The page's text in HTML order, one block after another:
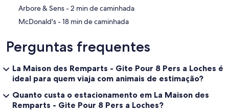
‪Arbore & Sens - ‬2 min de caminhada
‪McDonald's - ‬18 min de caminhada
Perguntas frequentes
La Maison des Remparts - Gite Pour 8 Pers a Loches é
ideal para quem viaja com animais de estimação?
Quanto custa o estacionamento em La Maison des
Remparts - Gite Pour 8 Pers a Loches?